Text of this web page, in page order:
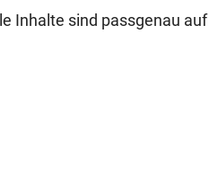
Inhalte sind passgenau auf